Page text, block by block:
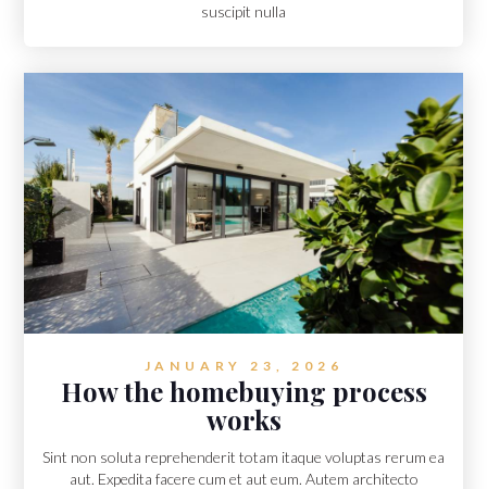
suscipit nulla
JANUARY 23, 2026
How the homebuying process
works
Sint non soluta reprehenderit totam itaque voluptas rerum ea
aut. Expedita facere cum et aut eum. Autem architecto